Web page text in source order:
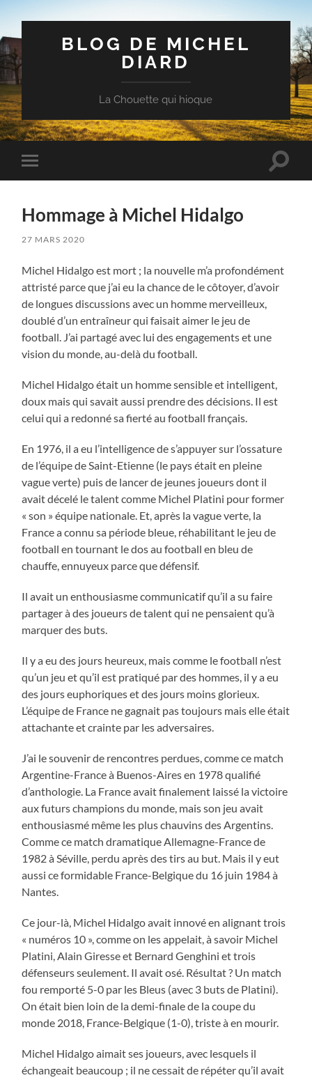
BLOG DE MICHEL
DIARD
La Chouette qui hioque
Toggle
mobile
Toggle
Hommage à Michel Hidalgo
27 MARS 2020
Michel Hidalgo est mort ; la nouvelle m’a profondément
attristé parce que j’ai eu la chance de le côtoyer, d’avoir
de longues discussions avec un homme merveilleux,
doublé d’un entraîneur qui faisait aimer le jeu de
football. J’ai partagé avec lui des engagements et une
vision du monde, au-delà du football.
Michel Hidalgo était un homme sensible et intelligent,
doux mais qui savait aussi prendre des décisions. Il est
celui qui a redonné sa fierté au football français.
En 1976, il a eu l’intelligence de s’appuyer sur l’ossature
de l’équipe de Saint-Etienne (le pays était en pleine
vague verte) puis de lancer de jeunes joueurs dont il
avait décelé le talent comme Michel Platini pour former
« son » équipe nationale. Et, après la vague verte, la
France a connu sa période bleue, réhabilitant le jeu de
football en tournant le dos au football en bleu de
chauffe, ennuyeux parce que défensif.
Il avait un enthousiasme communicatif qu’il a su faire
partager à des joueurs de talent qui ne pensaient qu’à
marquer des buts.
Il y a eu des jours heureux, mais comme le football n’est
qu’un jeu et qu’il est pratiqué par des hommes, il y a eu
des jours euphoriques et des jours moins glorieux.
L’équipe de France ne gagnait pas toujours mais elle était
attachante et crainte par les adversaires.
J’ai le souvenir de rencontres perdues, comme ce match
Argentine-France à Buenos-Aires en 1978 qualifié
d’anthologie. La France avait finalement laissé la victoire
aux futurs champions du monde, mais son jeu avait
enthousiasmé même les plus chauvins des Argentins.
Comme ce match dramatique Allemagne-France de
1982 à Séville, perdu après des tirs au but. Mais il y eut
aussi ce formidable France-Belgique du 16 juin 1984 à
Nantes.
Ce jour-là, Michel Hidalgo avait innové en alignant trois
« numéros 10 », comme on les appelait, à savoir Michel
Platini, Alain Giresse et Bernard Genghini et trois
défenseurs seulement. Il avait osé. Résultat ? Un match
fou remporté 5-0 par les Bleus (avec 3 buts de Platini).
On était bien loin de la demi-finale de la coupe du
monde 2018, France-Belgique (1-0), triste à en mourir.
Michel Hidalgo aimait ses joueurs, avec lesquels il
échangeait beaucoup ; il ne cessait de répéter qu’il avait